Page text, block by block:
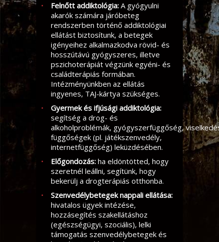
Felnőtt addiktológia: A gyógyulni
akarók számára járóbeteg
rendszerben történő addiktológiai
ellátást biztosítunk, a betegek
igényeihez alkalmazkodva rövid- és
hosszútávú gyógyszeres, illetve
pszichoterápiát végzünk egyéni- és
családterápiás formában.
Intézményünkben az ellátás
ingyenes, TAJ-kártya szükséges.
Gyermek és ifjúsági addiktológia:
segítség a drog- és
alkoholproblémák, gyógyszerfüggőség,
függőségek (pl. játékszenvedély,
internetfüggőség) leküzdésében.
Előgondozás: ha eldöntötted, hogy
szeretnél leállni, segítünk, hogy
bekerülj a drogterápiás otthonba.
Szenvedélybetegek nappali ellátása:
hivatalos ügyek intézése,
hozzásegítés szakellátáshoz
(egészségügyi, szociális), lelki
támogatás szenvedélybetegek és